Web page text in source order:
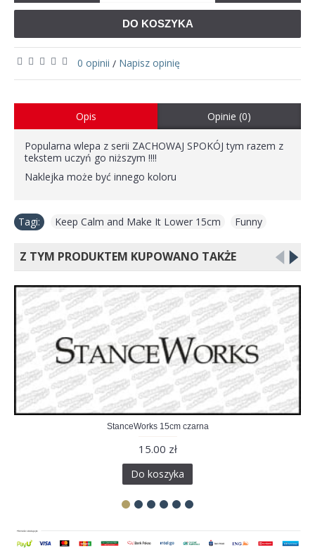
DO KOSZYKA
0 opinii / Napisz opinię
Opis Opinie (0)
Popularna wlepa z serii ZACHOWAJ SPOKÓJ tym razem z
tekstem uczyń go niższym !!!!
Naklejka może być innego koloru
Tagi: Keep Calm and Make It Lower 15cm Funny
Z TYM PRODUKTEM KUPOWANO TAKŻE
StanceWorks 15cm czarna
15.00 zł
Do koszyka